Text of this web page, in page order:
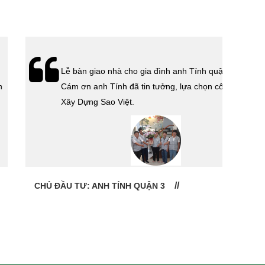
Lễ bàn giao nhà cho gia đình anh Tính quận 3.
Cám ơn anh Tính đã tin tưởng, lựa chọn công ty
Xây Dựng Sao Việt.
CHỦ ĐẦU TƯ: ANH TÍNH QUẬN 3